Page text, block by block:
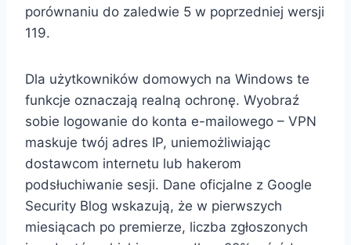
porównaniu do zaledwie 5 w poprzedniej wersji
119.
Dla użytkowników domowych na Windows te
funkcje oznaczają realną ochronę. Wyobraź
sobie logowanie do konta e-mailowego – VPN
maskuje twój adres IP, uniemożliwiając
dostawcom internetu lub hakerom
podsłuchiwanie sesji. Dane oficjalne z Google
Security Blog wskazują, że w pierwszych
miesiącach po premierze, liczba zgłoszonych